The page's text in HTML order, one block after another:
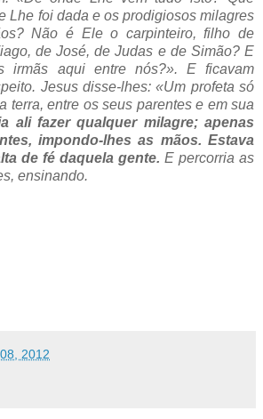
Lhe foi dada e os prodigiosos milagres
Não é Ele o carpinteiro, filho de
de José, de Judas e de Simão? E
irmãs aqui entre nós?». E ficavam
Jesus disse-lhes: «Um profeta só
terra, entre os seus parentes e em sua
ali fazer qualquer milagre; apenas
impondo-lhes as mãos. Estava
de fé daquela gente. E percorria as
ensinando.
2012